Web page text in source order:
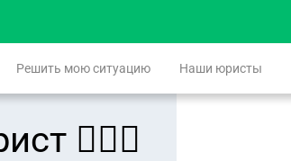
Решить мою ситуацию Наши юристы
👨🏻‍⚖️